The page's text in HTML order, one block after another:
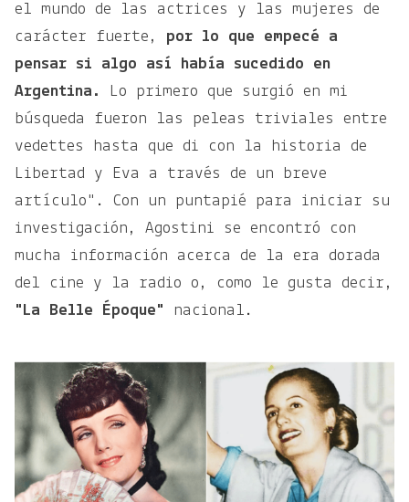
el mundo de las actrices y las mujeres de
carácter fuerte,
por lo que empecé a
pensar si algo así había sucedido en
Argentina.
Lo primero que surgió en mi
búsqueda fueron las peleas triviales entre
vedettes hasta que di con la historia de
Libertad y Eva a través de un breve
artículo". Con un puntapié para iniciar su
investigación, Agostini se encontró con
mucha información acerca de la era dorada
del cine y la radio o, como le gusta decir,
"La Belle Époque" nacional.